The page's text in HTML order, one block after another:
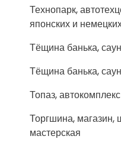
Технопарк,
японских и
Тёщина банька,
Тёщина банька,
Топаз, автокомплекс
Торгшина,
мастерская